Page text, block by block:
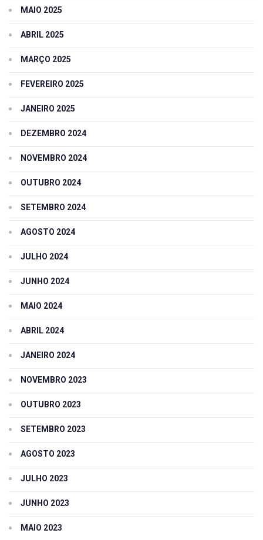
MAIO 2025
ABRIL 2025
MARÇO 2025
FEVEREIRO 2025
JANEIRO 2025
DEZEMBRO 2024
NOVEMBRO 2024
OUTUBRO 2024
SETEMBRO 2024
AGOSTO 2024
JULHO 2024
JUNHO 2024
MAIO 2024
ABRIL 2024
JANEIRO 2024
NOVEMBRO 2023
OUTUBRO 2023
SETEMBRO 2023
AGOSTO 2023
JULHO 2023
JUNHO 2023
MAIO 2023